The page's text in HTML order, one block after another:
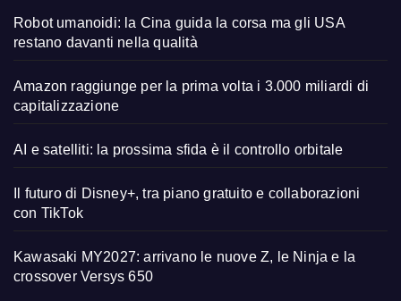
Robot umanoidi: la Cina guida la corsa ma gli USA
restano davanti nella qualità
Amazon raggiunge per la prima volta i 3.000 miliardi di
capitalizzazione
AI e satelliti: la prossima sfida è il controllo orbitale
Il futuro di Disney+, tra piano gratuito e collaborazioni
con TikTok
Kawasaki MY2027: arrivano le nuove Z, le Ninja e la
crossover Versys 650